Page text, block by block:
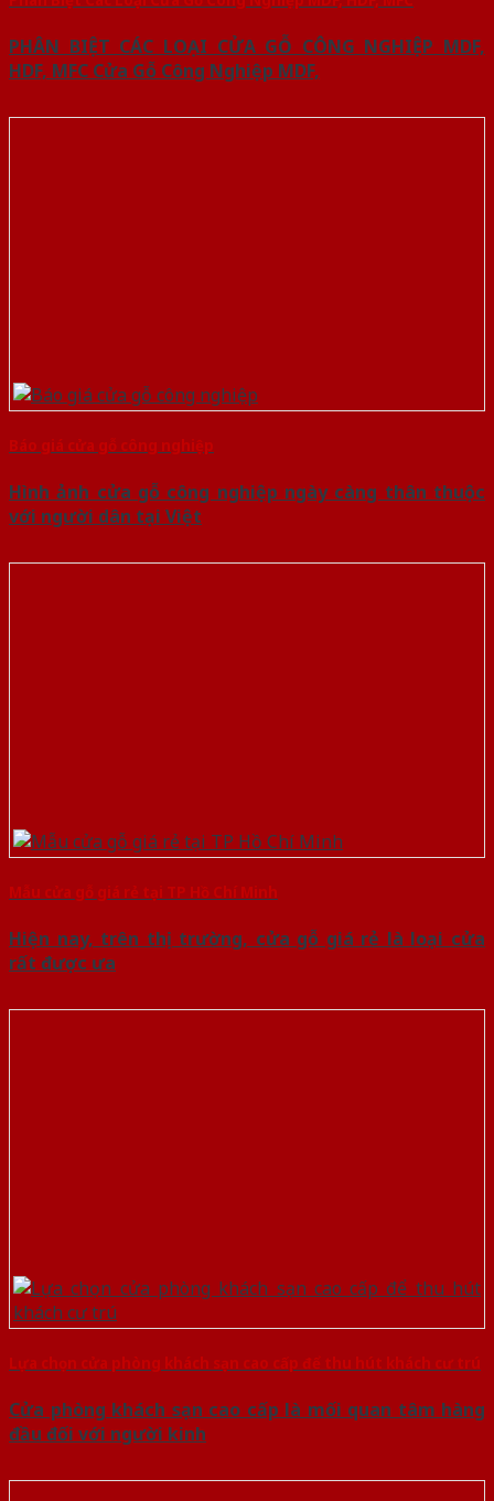
PHÂN BIỆT CÁC LOẠI CỬA GỖ CÔNG NGHIỆP MDF,
HDF, MFC Cửa Gỗ Công Nghiệp MDF,
Báo giá cửa gỗ công nghiệp
Hình ảnh cửa gỗ công nghiệp ngày càng thân thuộc
với người dân tại Việt
Mẫu cửa gỗ giá rẻ tại TP Hồ Chí Minh
Hiện nay, trên thị trường, cửa gỗ giá rẻ là loại cửa
rất được ưa
Lựa chọn cửa phòng khách sạn cao cấp để thu hút khách cư trú
Cửa phòng khách sạn cao cấp là mối quan tâm hàng
đầu đối với người kinh